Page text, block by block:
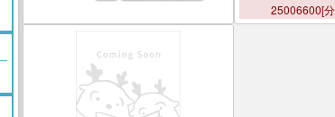
25006600[分